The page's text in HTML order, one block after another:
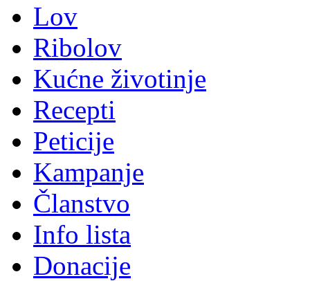
Lov
Ribolov
Kućne životinje
Recepti
Peticije
Kampanje
Članstvo
Info lista
Donacije